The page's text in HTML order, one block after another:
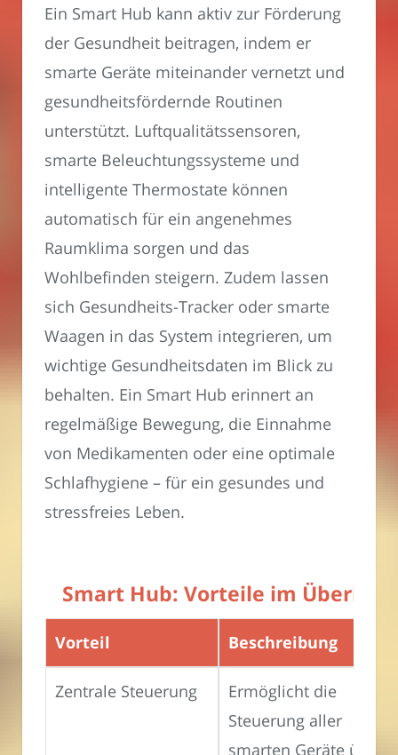
Ein Smart Hub kann aktiv zur Förderung
der Gesundheit beitragen, indem er
smarte Geräte miteinander vernetzt und
gesundheitsfördernde Routinen
unterstützt. Luftqualitätssensoren,
smarte Beleuchtungssysteme und
intelligente Thermostate können
automatisch für ein angenehmes
Raumklima sorgen und das
Wohlbefinden steigern. Zudem lassen
sich Gesundheits-Tracker oder smarte
Waagen in das System integrieren, um
wichtige Gesundheitsdaten im Blick zu
behalten. Ein Smart Hub erinnert an
regelmäßige Bewegung, die Einnahme
von Medikamenten oder eine optimale
Schlafhygiene – für ein gesundes und
stressfreies Leben.
Smart Hub: Vorteile im
Vorteil Beschreibung
Zentrale Steuerung
Ermöglicht die
Steuerung aller
smarten Geräte über